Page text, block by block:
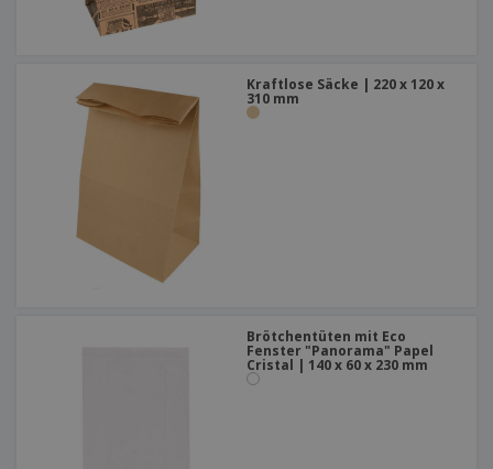
Kraftlose Säcke | 220 x 120 x
310 mm
Brötchentüten mit Eco
Fenster "Panorama" Papel
Cristal | 140 x 60 x 230 mm